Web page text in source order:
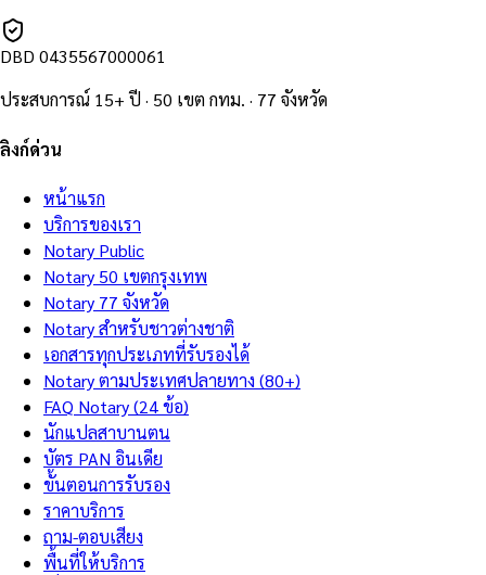
DBD 0435567000061
ประสบการณ์ 15+ ปี · 50 เขต กทม. · 77 จังหวัด
ลิงก์ด่วน
หน้าแรก
บริการของเรา
Notary Public
Notary 50 เขตกรุงเทพ
Notary 77 จังหวัด
Notary สำหรับชาวต่างชาติ
เอกสารทุกประเภทที่รับรองได้
Notary ตามประเทศปลายทาง (80+)
FAQ Notary (24 ข้อ)
นักแปลสาบานตน
บัตร PAN อินเดีย
ขั้นตอนการรับรอง
ราคาบริการ
ถาม-ตอบเสียง
พื้นที่ให้บริการ